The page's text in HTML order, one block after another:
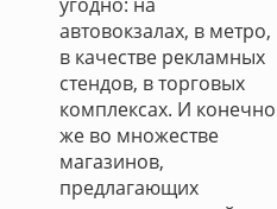
автовокзалах, в метро,
в качестве рекламных
стендов, в торговых
комплексах. И конечно
же во множестве
магазинов,
предлагающих